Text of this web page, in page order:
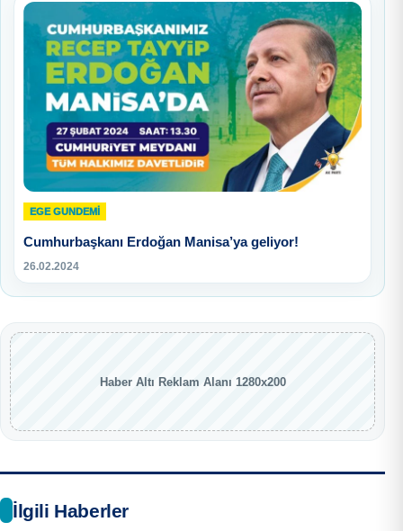
EGE GUNDEMİ
Cumhurbaşkanı Erdoğan Manisa’ya geliyor!
26.02.2024
Haber Altı Reklam Alanı 1280x200
İlgili Haberler